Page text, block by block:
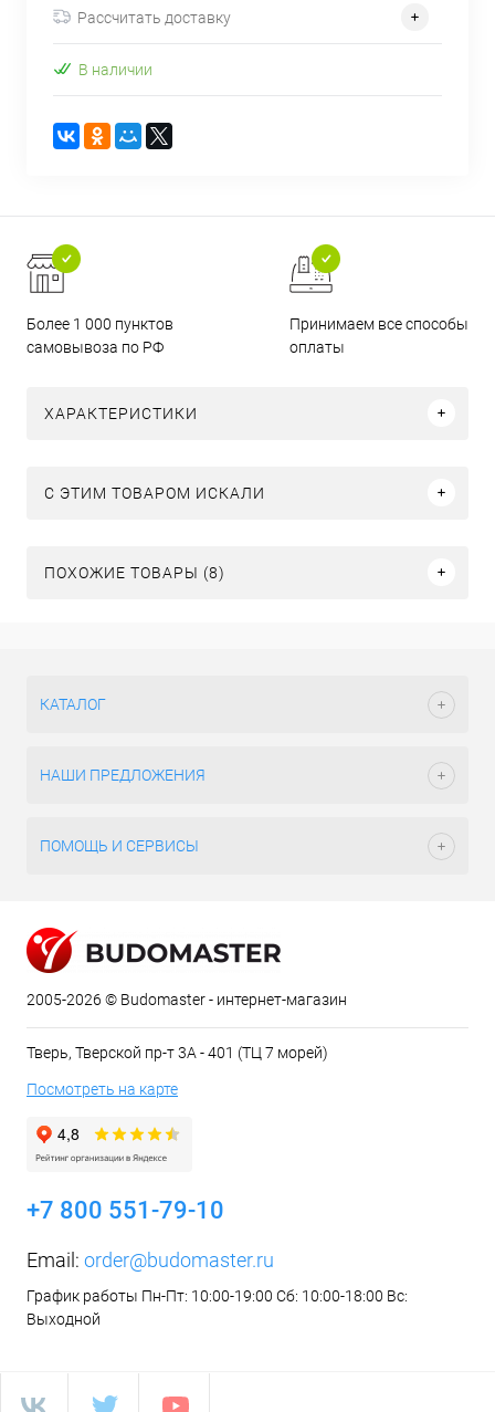
Рассчитать доставку
В наличии
Более 1 000 пунктов
самовывоза по РФ
Принимаем все способы
оплаты
ХАРАКТЕРИСТИКИ
C ЭТИМ ТОВАРОМ ИСКАЛИ
ПОХОЖИЕ ТОВАРЫ (8)
КАТАЛОГ
НАШИ ПРЕДЛОЖЕНИЯ
ПОМОЩЬ И СЕРВИСЫ
2005-2026 © Budomaster - интернет-магазин
Тверь, Тверской пр-т 3А - 401 (ТЦ 7 морей)
Посмотреть на карте
+7 800 551-79-10
Email: order@budomaster.ru
График работы Пн-Пт: 10:00-19:00 Сб: 10:00-18:00 Вс:
Выходной